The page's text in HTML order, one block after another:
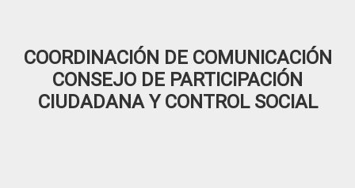
COORDINACIÓN DE COMUNICACIÓN
CONSEJO DE PARTICIPACIÓN
CIUDADANA Y CONTROL SOCIAL